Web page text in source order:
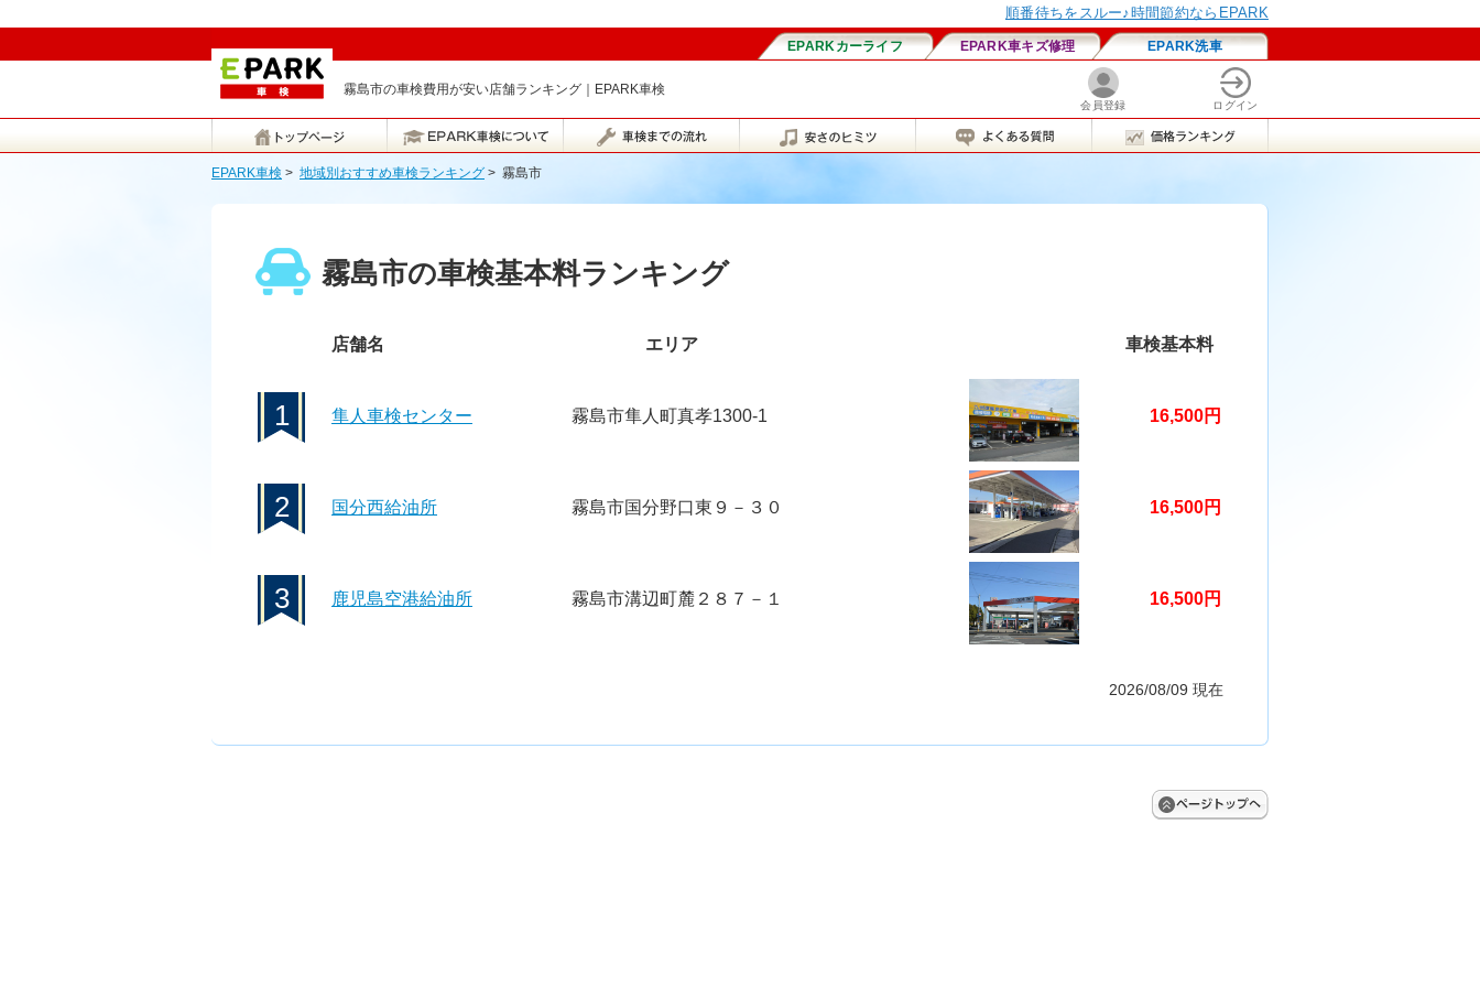
霧島市の車検費用が安い店舗ランキング｜EPARK車検
EPARK車検 > 地域別おすすめ車検ランキング > 霧島市
霧島市の車検基本料ランキング
店舗名 エリア 車検基本料
1 隼人車検センター 霧島市隼人町真孝1300-1 16,500円
2 国分西給油所 霧島市国分野口東９－３０ 16,500円
3 鹿児島空港給油所 霧島市溝辺町麓２８７－１ 16,500円
2026/08/09 現在